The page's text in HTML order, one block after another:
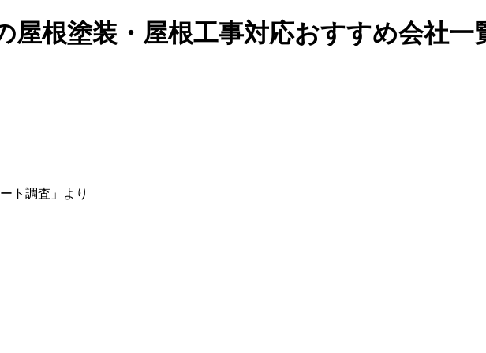
屋根塗装・屋根工事対応おすすめ会社一
ト調査」より